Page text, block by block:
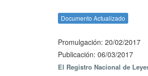
Documento Actualizado
Promulgación: 20/02/2017
Publicación: 06/03/2017
El Registro Nacional de